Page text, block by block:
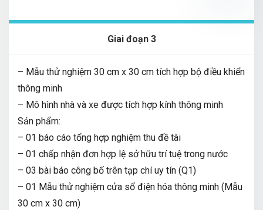
Giai đoạn 3
– Mẫu thử nghiệm 30 cm x 30 cm tích hợp bộ điều khiển
thông minh
– Mô hình nhà và xe được tích hợp kính thông minh
Sản phẩm:
– 01 báo cáo tổng hợp nghiệm thu đề tài
– 01 chấp nhận đơn hợp lệ sở hữu trí tuệ trong nước
– 03 bài báo công bố trên tạp chí uy tín (Q1)
– 01 Mẫu thử nghiệm cửa sổ điện hóa thông minh (Mẫu
30 cm x 30 cm)